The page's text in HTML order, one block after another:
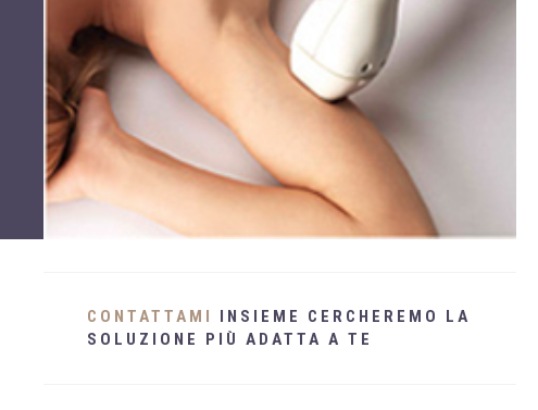
WHATSAPP
+39 389 2681259
CONTATTAMI
INSIEME CERCHEREMO LA
SOLUZIONE PIÙ ADATTA A TE